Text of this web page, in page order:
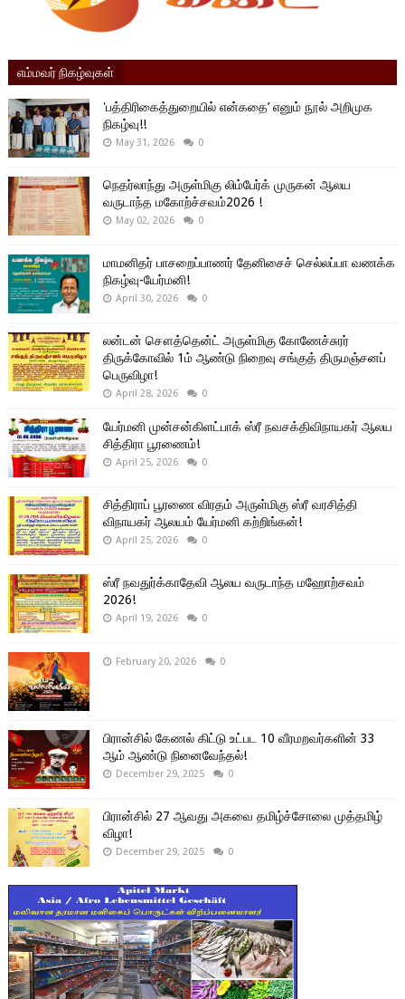
எம்மவர் நிகழ்வுகள்
'பத்திரிகைத்துறையில் என்கதை’ எனும் நூல் அறிமுக
நிகழ்வு!!
May 31, 2026 0
நெதர்லாந்து அருள்மிகு லிம்பேர்க் முருகன் ஆலய
வருடாந்த மகோற்ச்சவம்2026 !
May 02, 2026 0
மாமனிதர் பாசறைப்பாணர் தேனிசைச் செல்லப்பா வணக்க
நிகழ்வு-யேர்மனி!
April 30, 2026 0
லன்டன் சௌத்தென்ட் அருள்மிகு கோணேச்சுரர்
திருக்கோவில் 1ம் ஆண்டு நிறைவு சங்குத் திருமஞ்சனப்
பெருவிழா!
April 28, 2026 0
யேர்மனி முன்சன்கிளட்பாக் ஸ்ரீ நவசக்திவிநாயகர் ஆலய
சித்திரா பூரணைம்!
April 25, 2026 0
சித்திராப் பூரணை விரதம் அருள்மிகு ஸ்ரீ வரசித்தி
விநாயகர் ஆலயம் யேர்மனி கற்றிங்கன்!
April 25, 2026 0
ஸ்ரீ நவதுர்க்காதேவி ஆலய வருடாந்த மஹோற்சவம்
2026!
April 19, 2026 0
February 20, 2026 0
பிரான்சில் கேணல் கிட்டு உட்பட 10 வீரமறவர்களின் 33
ஆம் ஆண்டு நினைவேந்தல்!
December 29, 2025 0
பிரான்சில் 27 ஆவது அகவை தமிழ்ச்சோலை முத்தமிழ்
விழா!
December 29, 2025 0